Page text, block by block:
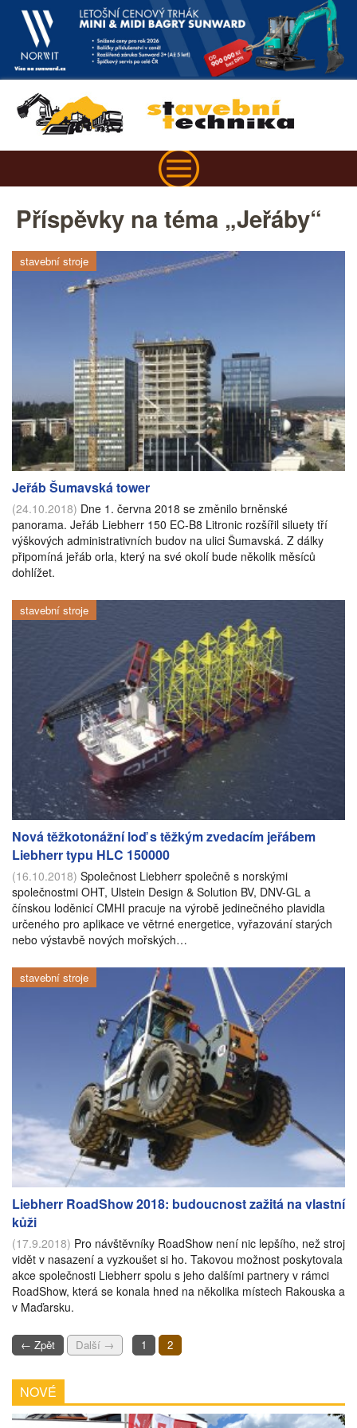
Příspěvky na téma „Jeřáby“
stavební stroje
Jeřáb Šumavská tower
(24.10.2018) Dne 1. června 2018 se změnilo brněnské
panorama. Jeřáb Liebherr 150 EC-B8 Litronic rozšířil siluety tří
výškových administrativních budov na ulici Šumavská. Z dálky
připomíná jeřáb orla, který na své okolí bude několik měsíců
dohlížet.
stavební stroje
Nová těžkotonážní loď s těžkým zvedacím jeřábem
Liebherr typu HLC 150000
(16.10.2018) Společnost Liebherr společně s norskými
společnostmi OHT, Ulstein Design & Solution BV, DNV-GL a
čínskou loděnicí CMHI pracuje na výrobě jedinečného plavidla
určeného pro aplikace ve větrné energetice, vyřazování starých
nebo výstavbě nových mořských…
stavební stroje
Liebherr RoadShow 2018: budoucnost zažitá na vlastní
kůži
(17.9.2018) Pro návštěvníky RoadShow není nic lepšího, než stroj
vidět v nasazení a vyzkoušet si ho. Takovou možnost poskytovala
akce společnosti Liebherr spolu s jeho dalšími partnery v rámci
RoadShow, která se konala hned na několika místech Rakouska a
v Maďarsku.
← Zpět Další → 1 2
NOVÉ